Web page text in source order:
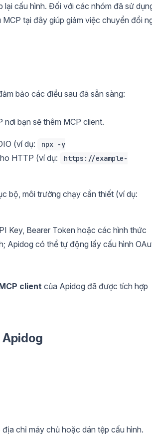
cấu hình. Đối với các nhóm đã sử
tại đây giúp giảm việc chuyển đổi
bảo các điều sau đã sẵn sàng:
bạn sẽ thêm MCP client.
(ví dụ:
npx -y
HTTP (ví dụ:
https://example-
bộ, môi trường chạy cần thiết (ví dụ:
Key, Bearer Token hoặc các hình thức
Apidog có thể tự động lấy cấu hình
client của Apidog đã được tích hợp
chỉ máy chủ hoặc dán tệp cấu hình.